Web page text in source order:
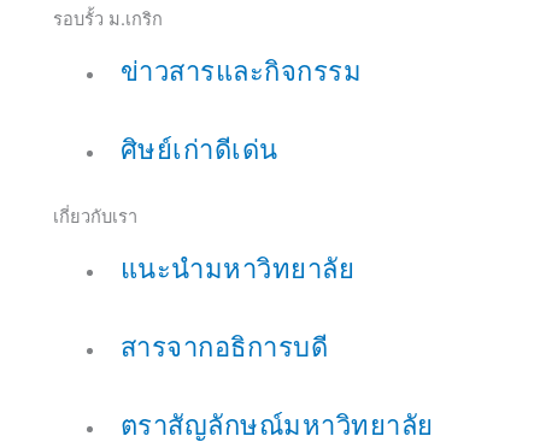
รอบรั้ว ม.เกริก
ข่าวสารและกิจกรรม
ศิษย์เก่าดีเด่น
เกี่ยวกับเรา
แนะนำมหาวิทยาลัย
สารจากอธิการบดี
ตราสัญลักษณ์มหาวิทยาลัย